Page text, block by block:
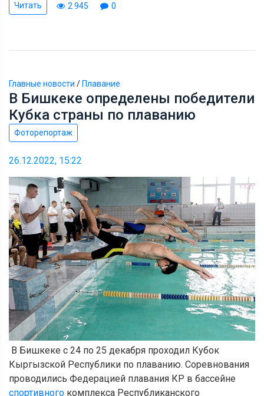
Читать 2 945 0
Главные новости / Плавание
В Бишкеке определены победители
Кубка страны по плаванию
Фоторепортаж
26.12.2022, 15:22
В Бишкеке с 24 по 25 декабря проходил Кубок
Кыргызской Республики по плаванию. Соревнования
проводились Федерацией плавания КР в бассейне
спортивного комплекса Республиканского